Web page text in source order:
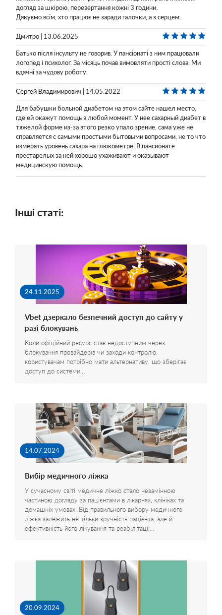
догляд за шкірою, перевертання кожні 3 години.
Дякуємо всім, хто працює не заради галочки, а з серцем.
Дмитро | 13.06.2025
Батько після інсульту не говорив. У пансіонаті з ним працювали
логопед і психолог. За місяць почав вимовляти прості слова. Ми
вдячні за чудову роботу.
Сергей Владимирович | 14.05.2022
Для бабушки больной диабетом на этом сайте нашел место,
где ей окажут помощь в любой момент. У нее сахарный диабет в
тяжелой форме из-за этого резко упало зрение, сама уже не
справляется с самыми простыми бытовыми вопросами, не то что
измерять уровень сахара на глюкометре. В пансионате
престарелых за ней хорошо ухаживают и оказывают
медицинскую помощь.
Інші статі:
24.11.2025
Vbet дзеркало безпечний доступ до сайту у
разі блокувань
Коли офіційний ресурс стає недоступним через
блокування провайдерів чи заходи контролю,
користувачам потрібно мати альтернативу, що зберігає
доступ до системи…
14.07.2024
Вибір медичного ліжка
У сучасному світі медичне ліжко стало незамінною
частиною догляду за пацієнтами в лікарнях, клініках та
домашніх умовах. Від правильного вибору медичного
ліжка залежить не тільки зручність пацієнта, але й
ефективність його лікування та реабілітації…
20.09.2024